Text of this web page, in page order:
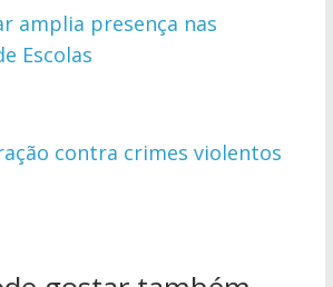
amplia presença nas
Escolas
contra crimes violentos